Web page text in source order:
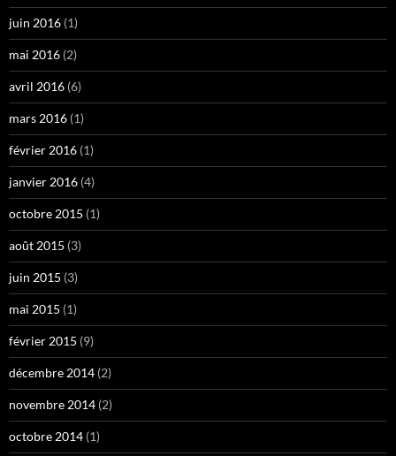
juin 2016 (1)
mai 2016 (2)
avril 2016 (6)
mars 2016 (1)
février 2016 (1)
janvier 2016 (4)
octobre 2015 (1)
août 2015 (3)
juin 2015 (3)
mai 2015 (1)
février 2015 (9)
décembre 2014 (2)
novembre 2014 (2)
octobre 2014 (1)